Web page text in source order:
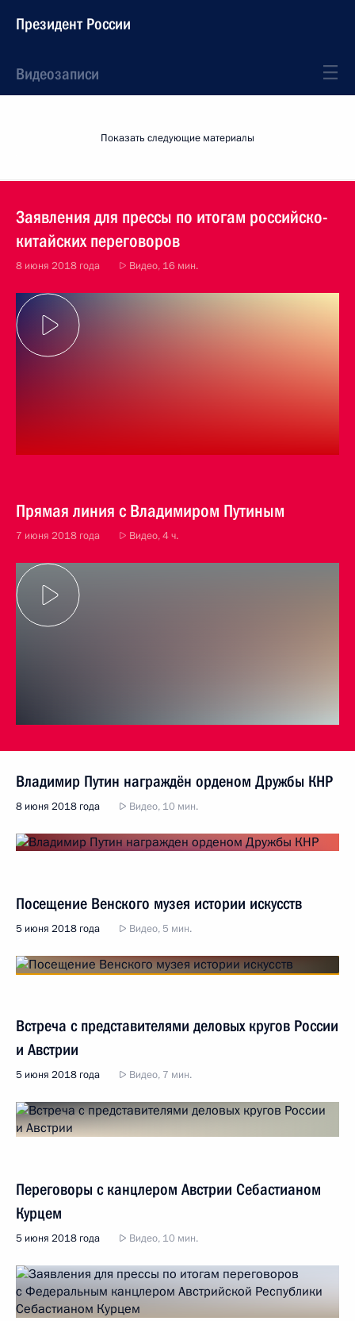
Президент России
Видеозаписи
Показать следующие материалы
Заявления для прессы по итогам российско-
китайских переговоров
8 июня 2018 года Видео, 16 мин.
Прямая линия с Владимиром Путиным
7 июня 2018 года Видео, 4 ч.
Владимир Путин награждён орденом Дружбы КНР
8 июня 2018 года Видео, 10 мин.
Посещение Венского музея истории искусств
5 июня 2018 года Видео, 5 мин.
Встреча с представителями деловых кругов России
и Австрии
5 июня 2018 года Видео, 7 мин.
Переговоры с канцлером Австрии Себастианом
Курцем
5 июня 2018 года Видео, 10 мин.